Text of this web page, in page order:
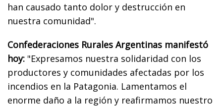
han causado tanto dolor y destrucción en
nuestra comunidad".
Confederaciones Rurales Argentinas manifestó
hoy: "Expresamos nuestra solidaridad con los
productores y comunidades afectadas por los
incendios en la Patagonia. Lamentamos el
enorme daño a la región y reafirmamos nuestro